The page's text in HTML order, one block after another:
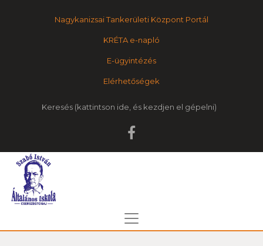
Nagykanizsai Tankerületi Központ Portál
KRÉTA e-napló
E-ügyintézés
Elérhetőségek
Keresés